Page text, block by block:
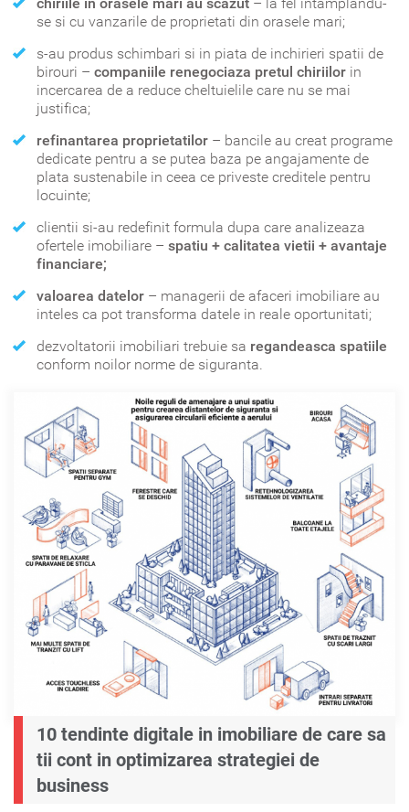
se si cu vanzarile de proprietati din orasele mari;
s-au produs schimbari si in piata de inchirieri spatii de
birouri – companiile renegociaza pretul chiriilor in
incercarea de a reduce cheltuielile care nu se mai
justifica;
refinantarea proprietatilor – bancile au creat programe
dedicate pentru a se putea baza pe angajamente de
plata sustenabile in ceea ce priveste creditele pentru
locuinte;
clientii si-au redefinit formula dupa care analizeaza
ofertele imobiliare – spatiu + calitatea vietii + avantaje
financiare;
valoarea datelor – managerii de afaceri imobiliare au
inteles ca pot transforma datele in reale oportunitati;
dezvoltatorii imobiliari trebuie sa regandeasca spatiile
conform noilor norme de siguranta.
10 tendinte digitale in imobiliare de care sa
tii cont in optimizarea strategiei de
business